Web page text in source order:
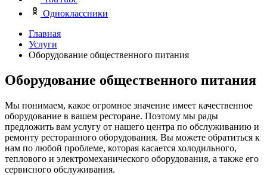
Одноклассники
Главная
Услуги
Оборудование общественного питания
Оборудование общественного питания
Мы понимаем, какое огромное значение имеет качественное
оборудование в вашем ресторане. Поэтому мы рады
предложить вам услугу от нашего центра по обслуживанию и
ремонту ресторанного оборудования. Вы можете обратиться к
нам по любой проблеме, которая касается холодильного,
теплового и электромеханического оборудования, а также его
сервисного обслуживания.